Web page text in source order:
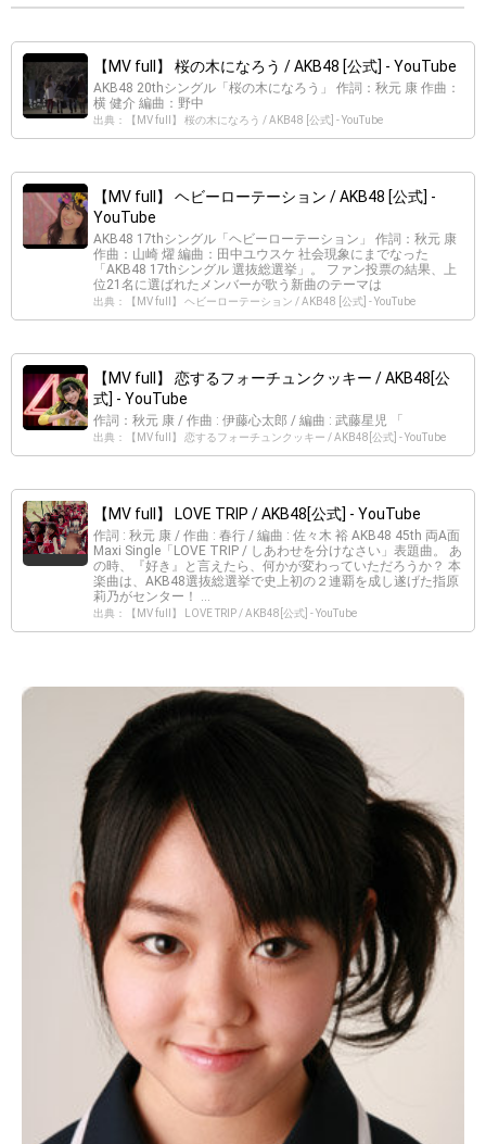
【MV full】 桜の木になろう / AKB48 [公式] - YouTube
AKB48 20thシングル「桜の木になろう」 作詞：秋元 康 作曲：
横 健介 編曲：野中
出典：【MV full】 桜の木になろう / AKB48 [公式] - YouTube
【MV full】 ヘビーローテーション / AKB48 [公式] -
YouTube
AKB48 17thシングル「ヘビーローテーション」 作詞：秋元 康
作曲：山崎 燿 編曲：田中ユウスケ 社会現象にまでなった
「AKB48 17thシングル 選抜総選挙」。 ファン投票の結果、上
位21名に選ばれたメンバーが歌う新曲のテーマは
出典：【MV full】 ヘビーローテーション / AKB48 [公式] - YouTube
【MV full】 恋するフォーチュンクッキー / AKB48[公
式] - YouTube
作詞：秋元 康 / 作曲 : 伊藤心太郎 / 編曲 : 武藤星児 「
出典：【MV full】 恋するフォーチュンクッキー / AKB48[公式] - YouTube
【MV full】 LOVE TRIP / AKB48[公式] - YouTube
作詞 : 秋元 康 / 作曲 : 春行 / 編曲 : 佐々木 裕 AKB48 45th 両A面
Maxi Single「LOVE TRIP / しあわせを分けなさい」表題曲。 あ
の時、『好き』と言えたら、何かが変わっていただろうか？ 本
楽曲は、AKB48選抜総選挙で史上初の２連覇を成し遂げた指原
莉乃がセンター！ ...
出典：【MV full】 LOVE TRIP / AKB48[公式] - YouTube